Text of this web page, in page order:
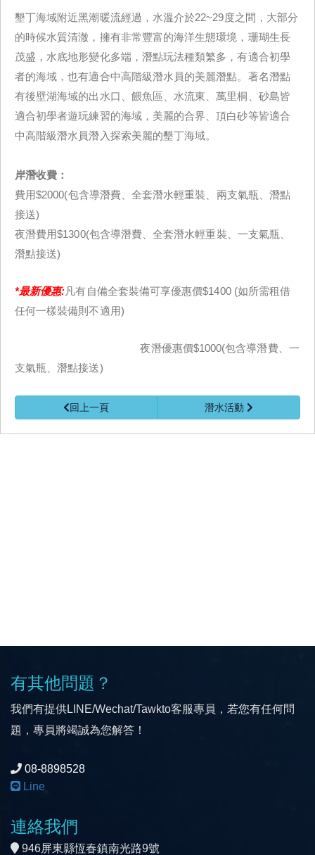
墾丁海域附近黑潮暖流經過，水溫介於22~29度之間，大部分
的時候水質清澈，擁有非常豐富的海洋生態環境，珊瑚生長
茂盛，水底地形變化多端，潛點玩法種類繁多，有適合初學
者的海域，也有適合中高階級潛水員的美麗潛點。著名潛點
有後壁湖海域的出水口、餵魚區、水流東、萬里桐、砂島皆
適合初學者遊玩練習的海域，美麗的合界、頂白砂等皆適合
中高階級潛水員潛入探索美麗的墾丁海域。
岸潛收費：
費用$2000(包含導潛費、全套潛水輕重裝、兩支氣瓶、潛點
接送)
夜潛費用$1300(包含導潛費、全套潛水輕重裝、一支氣瓶、
潛點接送)
*最新優惠:凡有自備全套裝備可享優惠價$1400 (如所需租借
任何一樣裝備則不適用)
夜潛優惠價$1000(包含導潛費、一
支氣瓶、潛點接送)
回上一頁 潛水活動
有其他問題？
我們有提供LINE/Wechat/Tawkto客服專員，若您有任何問
題，專員將竭誠為您解答！
08-8898528
Line
連絡我們
946屏東縣恆春鎮南光路9號